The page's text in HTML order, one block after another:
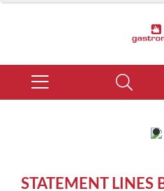
of
STATEMENT LINES